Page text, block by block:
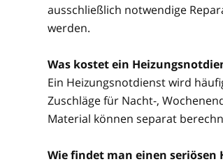
ausschließlich notwendige
werden.
Was kostet ein
Ein Heizungsnotdienst wird
Zuschläge für Nacht-,
Material können separat
Wie findet man einen